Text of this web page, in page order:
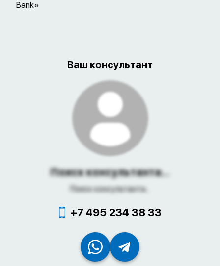
Bank»
Ваш консультант
Поиск консультанта...
Поиск консультанта...
+7 495 234 38 33